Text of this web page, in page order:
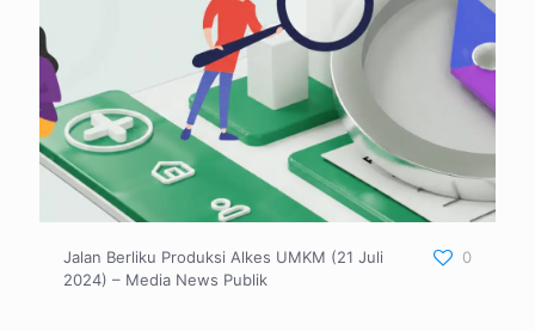
Jalan Berliku Produksi Alkes UMKM (21 Juli
2024) – Media News Publik
0